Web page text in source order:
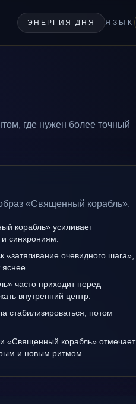
ЭНЕРГИЯ ДНЯ ЯЗЫК
где нужен более точный
«Священный корабль».
корабль» усиливает
и синхрониям.
«затягивание очевидного шага»,
часто приходит перед
внутренний центр.
стабилизироваться, потом
«Священный корабль» отмечает
и новым ритмом.